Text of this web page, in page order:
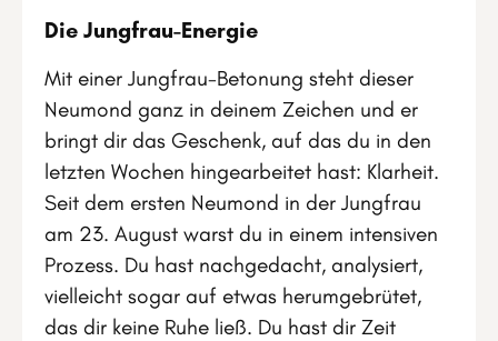
Die Jungfrau-Energie
Mit einer Jungfrau-Betonung steht dieser
Neumond ganz in deinem Zeichen und er
bringt dir das Geschenk, auf das du in den
letzten Wochen hingearbeitet hast: Klarheit.
Seit dem ersten Neumond in der Jungfrau
am 23. August warst du in einem intensiven
Prozess. Du hast nachgedacht, analysiert,
vielleicht sogar auf etwas herumgebrütet,
das dir keine Ruhe ließ. Du hast dir Zeit